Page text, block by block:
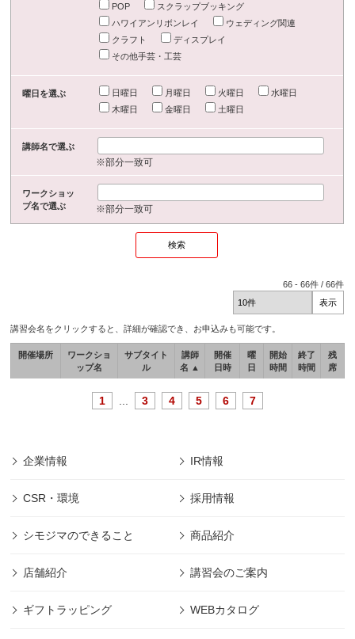
POP
スクラップブッキング
ハワイアンリボンレイ
ウェディング関連
クラフト
ディスプレイ
その他手芸・工芸
曜日を選ぶ 日曜日 月曜日 火曜日
水曜日
木曜日
金曜日 土曜日
講師名で選ぶ
※部分一致可
ワークショッ
プ名で選ぶ
※部分一致可
66 -66件 /66件
講習会名をクリックすると、詳細が確認でき、お申込みも可能です。
開催場所
ワークショ
ップ名
サブタイト
ル
講師
名 ▲
開催
日時
曜
日
開始
時間
終了
時間
残
席
1 3 4 5 6 7
企業情報 IR情報
CSR・環境 採用情報
シモジマのできること 商品紹介
店舗紹介 講習会のご案内
ギフトラッピング WEBカタログ